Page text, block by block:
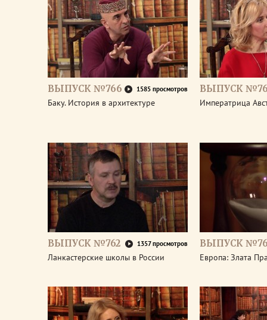
ВЫПУСК №766 1585 просмотров
Баку. История в архитектуре
ВЫПУСК
Императрица
ВЫПУСК №762 1357 просмотров
Ланкастерские школы в России
ВЫПУСК
Европа: Злата